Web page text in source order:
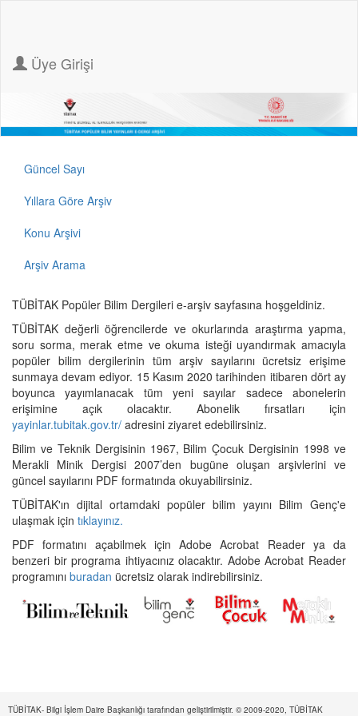
Üye Girişi
Güncel Sayı
Yıllara Göre Arşiv
Konu Arşivi
Arşiv Arama
TÜBİTAK Popüler Bilim Dergileri e-arşiv sayfasına hoşgeldiniz.
TÜBİTAK değerli öğrencilerde ve okurlarında araştırma yapma,
soru sorma, merak etme ve okuma isteği uyandırmak amacıyla
popüler bilim dergilerinin tüm arşiv sayılarını ücretsiz erişime
sunmaya devam ediyor. 15 Kasım 2020 tarihinden itibaren dört ay
boyunca yayımlanacak tüm yeni sayılar sadece abonelerin
erişimine açık olacaktır. Abonelik fırsatları için
yayinlar.tubitak.gov.tr/ adresini ziyaret edebilirsiniz.
Bilim ve Teknik Dergisinin 1967, Bilim Çocuk Dergisinin 1998 ve
Merakli Minik Dergisi 2007’den bugüne oluşan arşivlerini ve
güncel sayılarını PDF formatında okuyabilirsiniz.
TÜBİTAK'ın dijital ortamdaki popüler bilim yayını Bilim Genç'e
ulaşmak için tıklayınız.
PDF formatını açabilmek için Adobe Acrobat Reader ya da
benzeri bir programa ihtiyacınız olacaktır. Adobe Acrobat Reader
programını buradan ücretsiz olarak indirebilirsiniz.
TÜBİTAK- Bilgi İşlem Daire Başkanlığı tarafından geliştirilmiştir. © 2009-2020, TÜBİTAK